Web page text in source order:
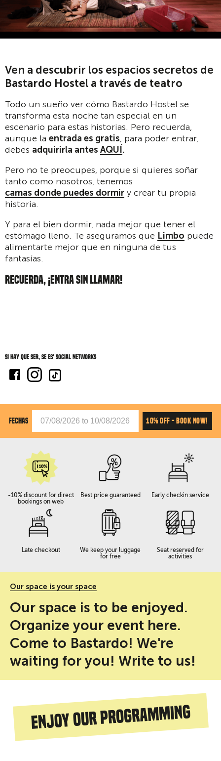
Ven a descubrir los espacios secretos de
Bastardo Hostel a través de teatro
Todo un sueño ver cómo Bastardo Hostel se
transforma esta noche tan especial en un
escenario para estas historias. Pero recuerda,
aunque la entrada es gratis, para poder entrar,
debes adquirirla antes AQUÍ .
Pero no te preocupes, porque si quieres soñar
tanto como nosotros, tenemos
camas donde puedes dormir y crear tu propia
historia.
Y para el bien dormir, nada mejor que tener el
estómago lleno. Te aseguramos que Limbo puede
alimentarte mejor que en ninguna de tus
fantasías.
RECUERDA, ¡ENTRA SIN LLAMAR!
Si hay que ser, se es' social networks
FECHAS 10% OFF - BOOK NOW!
-10% discount for direct
bookings on web
Best price guaranteed Early checkin service
Late checkout
We keep your luggage
for free
Seat reserved for
activities
Our space is your space
Our space is to be enjoyed.
Organize your event here.
Come to Bastardo! We're
waiting for you! Write to us!
Enjoy our programming